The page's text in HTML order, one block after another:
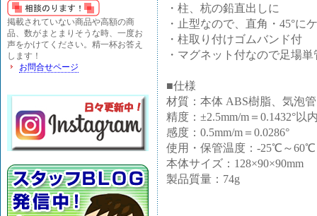
掲載されていない商品や高額の商
品、数がまとまりそうな時、一度お
声をかけてください。精一杯お答え
します！
お問合せページ
・柱、杭の鉛直出しに
・止型なので、直角・45°に
・柱取り付けゴムバンド付
・マグネット付なので足場
■仕様
材質：本体 ABS樹脂、気泡
精度：±2.5mm/m＝0.1432°以
感度：0.5mm/m＝0.0286°
使用・保管温度：-25℃～60℃
本体サイズ：128×90×90mm
製品質量：74g